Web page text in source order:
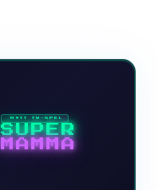
NYTT TV-SPEL
SUPER
MAMMA